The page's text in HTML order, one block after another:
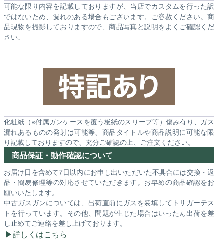
可能な限り内容を記載しておりますが、当店でカスタムを行った訳
ではないため、漏れのある場合もございます。ご容赦ください。商
品現物を撮影しておりますので、商品写真と説明をよくご確認くだ
さい。
化粧紙（※付属ガンケースを覆う板紙のスリーブ等）傷み有り、ガス
漏れあるものの発射は可能等、商品タイトルや商品説明に可能な限
り記載しておりますので、充分ご確認の上、ご注文ください。
商品保証・動作確認について
お届け日を含めて7日以内にお申し出いただいた不具合には交換・返
品・簡易修理等の対応させていただきます。お早めの商品確認をお
願いいたします。
中古ガスガンについては、出荷直前にガスを装填してトリガーテス
トを行っています。その他、問題が生じた場合はいったん出荷を差
し止めてご連絡を差し上げております。
詳しくはこちら